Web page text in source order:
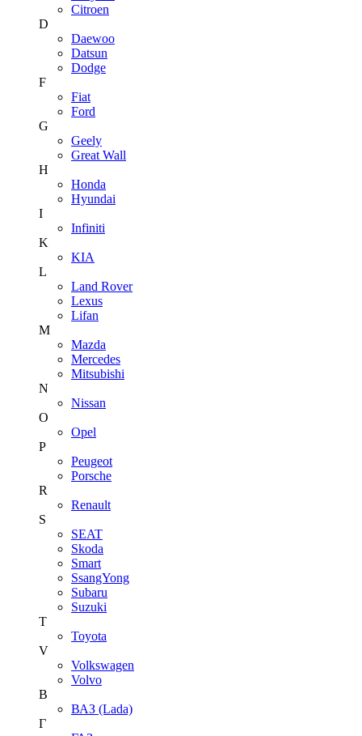
Citroen
D
Daewoo
Datsun
Dodge
F
Fiat
Ford
G
Geely
Great Wall
H
Honda
Hyundai
I
Infiniti
K
KIA
L
Land Rover
Lexus
Lifan
M
Mazda
Mercedes
Mitsubishi
N
Nissan
O
Opel
P
Peugeot
Porsche
R
Renault
S
SEAT
Skoda
Smart
SsangYong
Subaru
Suzuki
T
Toyota
V
Volkswagen
Volvo
В
ВАЗ (Lada)
Г